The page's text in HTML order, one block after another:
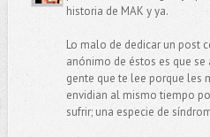
historia de MAK y ya.
Lo malo de dedicar un post
anónimo de éstos es que se
gente que te lee porque les
envidian al mismo tiempo
sufrir; una especie de